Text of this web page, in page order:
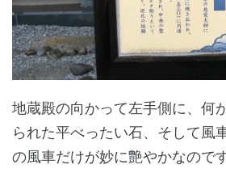
地蔵殿の向かって左手側に、何
られた平べったい石、そして風
の風車だけが妙に艶やかなのです